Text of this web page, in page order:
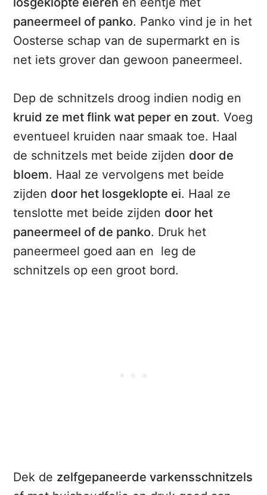
paneermeel of panko. Panko vind je in het
Oosterse schap van de supermarkt en is
net iets grover dan gewoon paneermeel.
Dep de schnitzels droog indien nodig en
kruid ze met flink wat peper en zout. Voeg
eventueel kruiden naar smaak toe. Haal
de schnitzels met beide zijden door de
bloem. Haal ze vervolgens met beide
zijden door het losgeklopte ei. Haal ze
tenslotte met beide zijden door het
paneermeel of de panko. Druk het
paneermeel goed aan en leg de
schnitzels op een groot bord.
Dek de zelfgepaneerde varkensschnitzels